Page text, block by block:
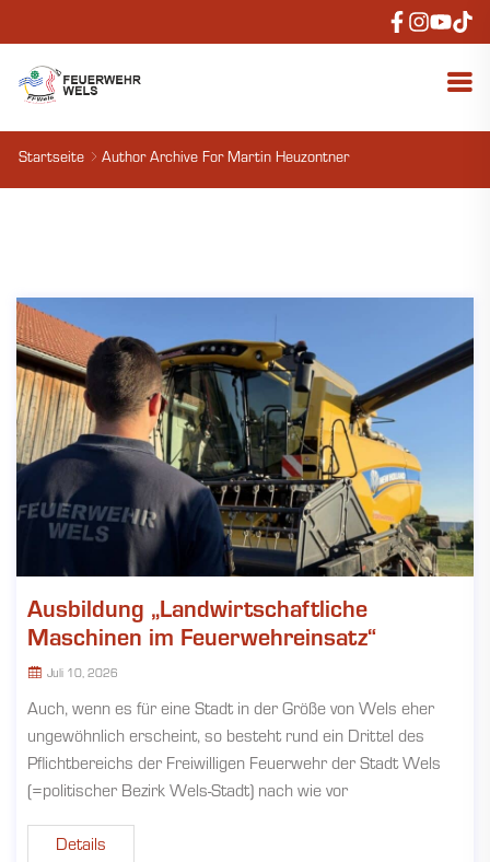
Startseite Author Archive For Martin Heuzontner
Ausbildung „Landwirtschaftliche
Maschinen im Feuerwehreinsatz“
Juli 10, 2026
Auch, wenn es für eine Stadt in der Größe von Wels eher
ungewöhnlich erscheint, so besteht rund ein Drittel des
Pflichtbereichs der Freiwilligen Feuerwehr der Stadt Wels
(=politischer Bezirk Wels-Stadt) nach wie vor
Details